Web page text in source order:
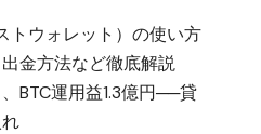
トウォレット）の使い方
金方法など徹底解説
BTC運用益1.3億円──貸